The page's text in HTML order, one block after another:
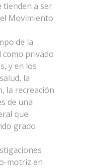
tienden a ser
Movimiento
de la
como privado
y en los
la
la recreación
de una
que
grado
motriz en